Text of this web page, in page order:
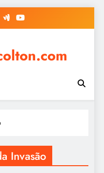
Invasão